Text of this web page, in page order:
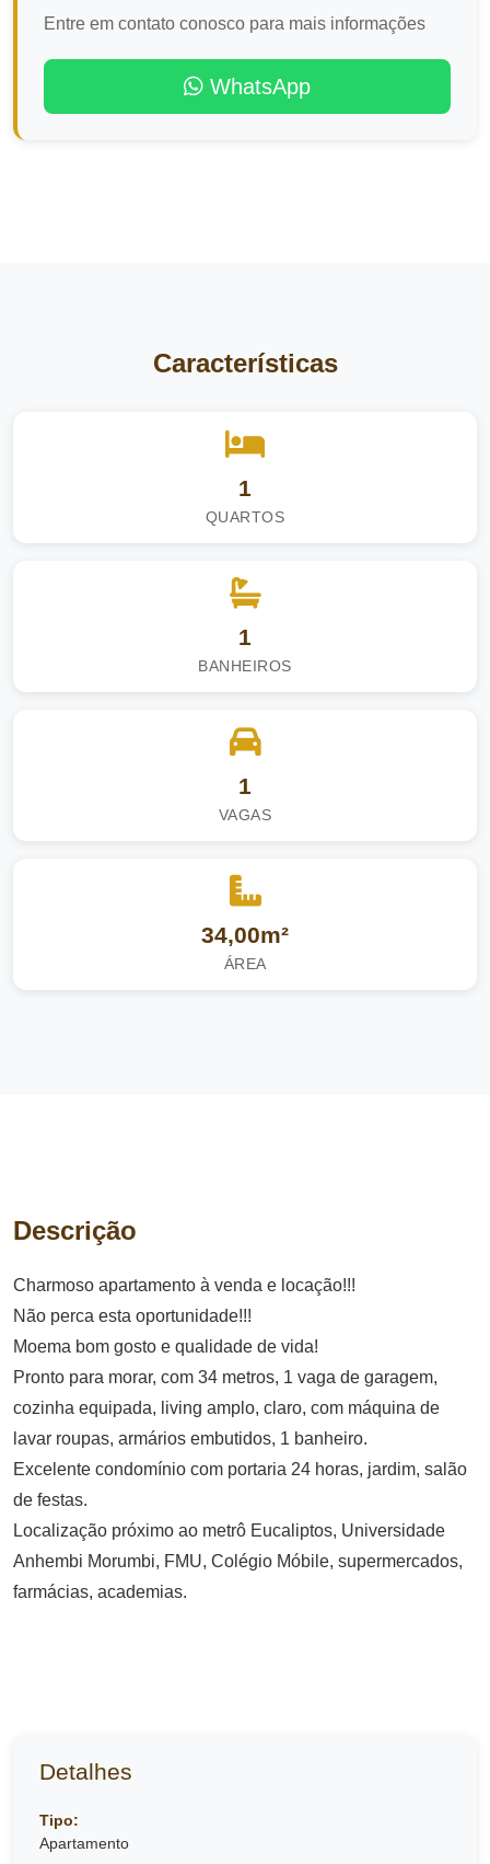
Entre em contato conosco para mais informações
WhatsApp
Características
1
QUARTOS
1
BANHEIROS
1
VAGAS
34,00m²
ÁREA
Descrição
Charmoso apartamento à venda e locação!!!
Não perca esta oportunidade!!!
Moema bom gosto e qualidade de vida!
Pronto para morar, com 34 metros, 1 vaga de garagem,
cozinha equipada, living amplo, claro, com máquina de
lavar roupas, armários embutidos, 1 banheiro.
Excelente condomínio com portaria 24 horas, jardim, salão
de festas.
Localização próximo ao metrô Eucaliptos, Universidade
Anhembi Morumbi, FMU, Colégio Móbile, supermercados,
farmácias, academias.
Detalhes
Tipo:
Apartamento